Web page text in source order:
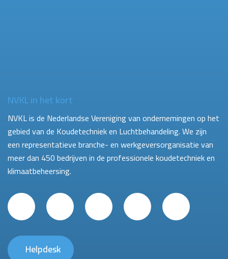
NVKL in het kort
NVKL is de Nederlandse Vereniging van ondernemingen op het
gebied van de Koudetechniek en Luchtbehandeling. We zijn
een representatieve branche- en werkgeversorganisatie van
meer dan 450 bedrijven in de professionele koudetechniek en
klimaatbeheersing.
Helpdesk